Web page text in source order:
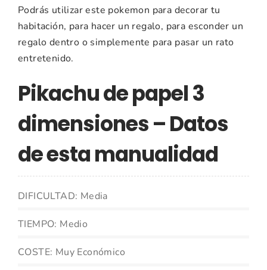
Podrás utilizar este pokemon para decorar tu
habitación, para hacer un regalo, para esconder un
regalo dentro o simplemente para pasar un rato
entretenido.
Pikachu de papel 3
dimensiones – Datos
de esta manualidad
DIFICULTAD: Media
TIEMPO: Medio
COSTE: Muy Económico